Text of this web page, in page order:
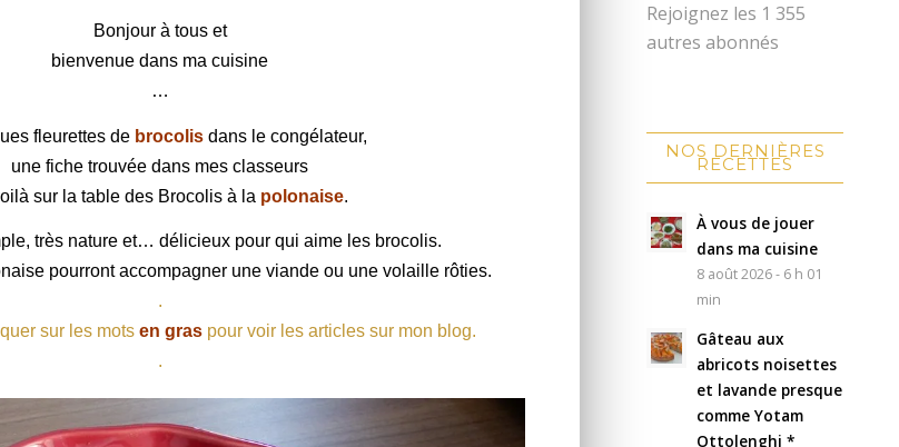
Bonjour à tous et
bienvenue dans ma cuisine
…
fleurettes de brocolis dans le congélateur,
une fiche trouvée dans mes classeurs
sur la table des Brocolis à la polonaise.
très nature et… délicieux pour qui aime les brocolis.
pourront accompagner une viande ou une volaille rôties.
.
sur les mots en graspour voir les articles sur mon blog.
.
Rejoignez les 1 355
autres abonnés
NOS DERNIÈRES
RECETTES
À vous de jouer
dans ma cuisine
8 août 2026 - 6 h 01
min
Gâteau aux
abricots noisettes
et lavande presque
comme Yotam
Ottolenghi *